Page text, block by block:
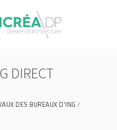
DIRECT
DES BUREAUX D'ING